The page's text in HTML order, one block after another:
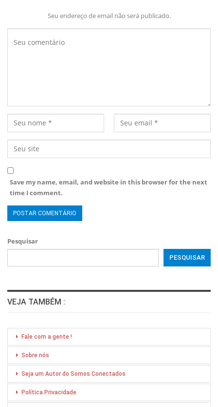
Seu endereço de email não será publicado.
Save my name, email, and website in this browser for the next
time I comment.
Pesquisar
PESQUISAR
VEJA TAMBÉM :
Fale com a gente !
Sobre nós
Seja um Autor do Somos Conectados
Política Privacidade